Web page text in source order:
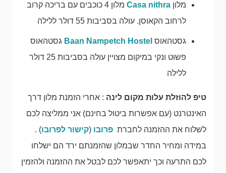
מלון Casa nithra
מלון 4 כוכבים עם בריכה קרוב
לרחוב הקאוסן. עולה בסביבות 55 דולר ללילה
גסטהאוס Baan Nampetch Hostel גסטהאוס
פשוט ונקי במיקום מצויין עולה בסביבות 25 דולר
ללילה
טיפ להוזלת עלות מקום לינה : אחרי הזמנת מלון דרך
האינטרנט (עם אפשרות ביטול בחינם) אני ממליצה לכם
לשלוח את ההזמנה לחברת פרובו (קישור לפרובו) .
במידה ומחיר החדר שבמלון שהזמנתם ירד הם ישלחו
לכם התרעה וכך יתאפשר לכם לבטל את ההזמנה ולהזמין